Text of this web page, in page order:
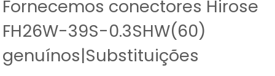
Fornecemos conectores Hirose
FH26W-39S-0.3SHW(60)
genuínos|Substituições